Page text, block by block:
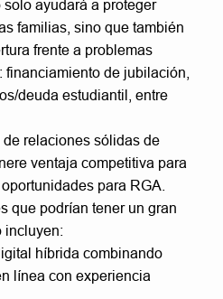
ayudará a proteger
familias, sino que también
frente a problemas
de jubilación,
deuda estudiantil, entre
relaciones sólidas de
ventaja competitiva para
para RGA.
que podrían tener un gran
incluyen:
híbrida combinando
línea con experiencia